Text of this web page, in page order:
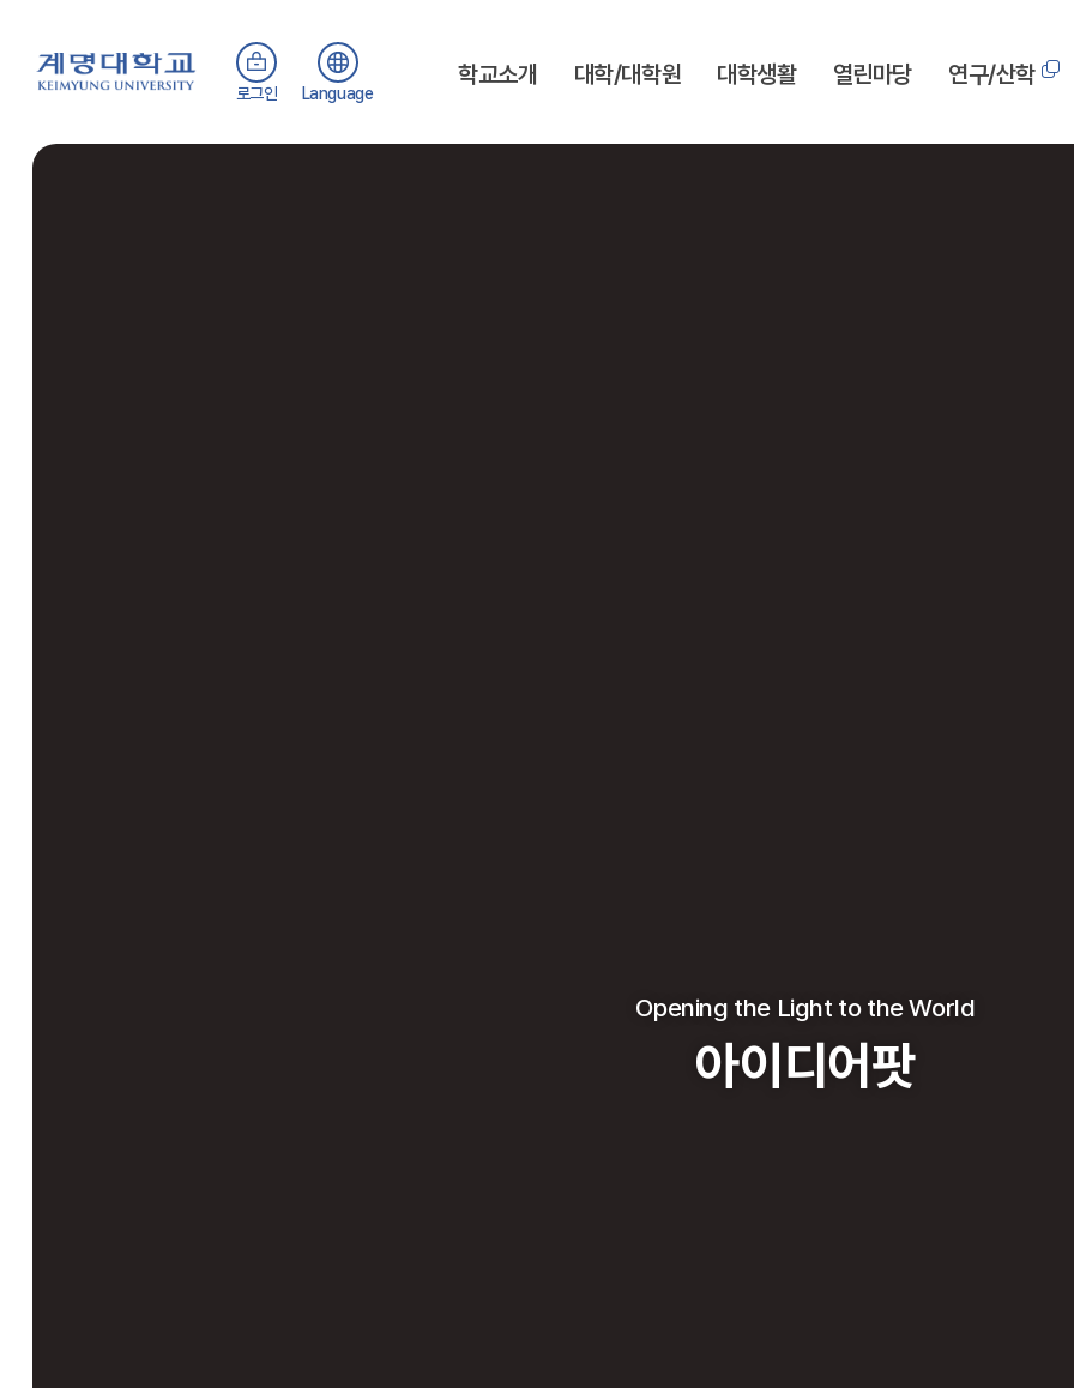
로그인 Language
학교소개 대학/대학원 대학생활 열린마당 연구/산학
Opening the Light to the World
아이디어팟